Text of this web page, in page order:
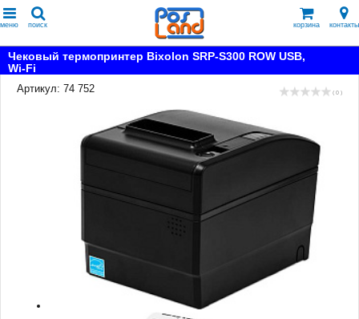
меню поиск корзина контакты
Чековый термопринтер Bixolon SRP-S300 ROW USB,
Wi-Fi
Артикул: 74 752
( 0 )